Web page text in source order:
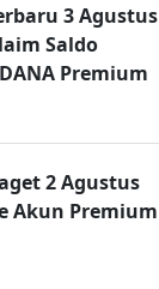
3 Agustus
Saldo
Premium
2 Agustus
Akun Premium